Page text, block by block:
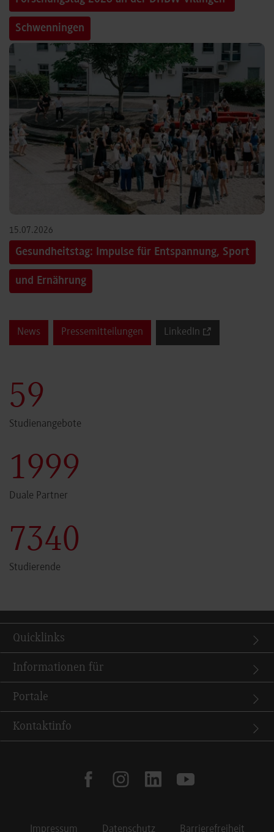
Schwenningen
15.07.2026
Gesundheitstag: Impulse für Entspannung, Sport
und Ernährung
News Pressemitteilungen LinkedIn
60
Studienangebote
2000
Duale Partner
7341
Studierende
Quicklinks
Informationen für
Portale
Kontaktinfo
facebookinstagramlinkedin youtube